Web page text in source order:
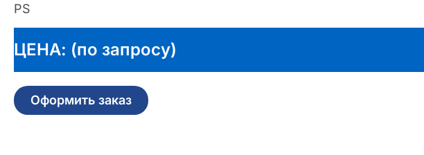
PS
ЦЕНА: (по запросу)
Оформить заказ